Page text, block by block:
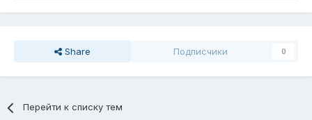
Share Подписчики 0
Перейти к списку тем